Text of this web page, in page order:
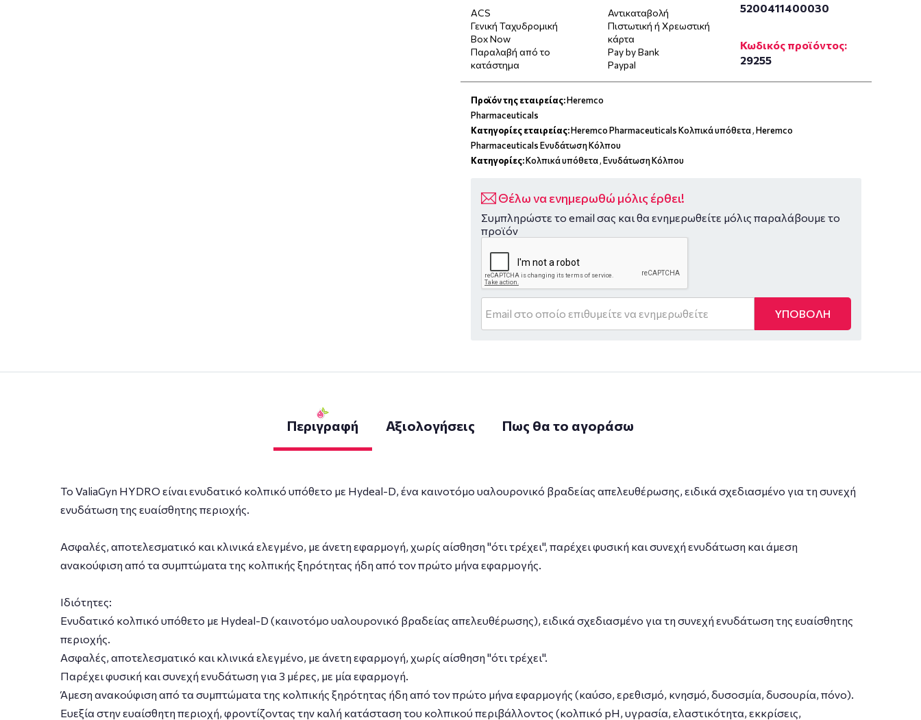
ACS
Γενική Ταχυδρομική
Box Now
Παραλαβή από το
κατάστημα
Αντικαταβολή
Πιστωτική ή Χρεωστική
κάρτα
Pay by Bank
Paypal
5200411400030
Κωδικός προϊόντος:
29255
Προϊόν της εταιρείας:Heremco
Pharmaceuticals
Κατηγορίες εταιρείας:Heremco Pharmaceuticals Κολπικά υπόθετα,Heremco
Pharmaceuticals Ενυδάτωση Κόλπου
Κατηγορίες:Κολπικά υπόθετα,Ενυδάτωση Κόλπου
Θέλω να ενημερωθώ μόλις έρθει!
Συμπληρώστε το email σας και θα ενημερωθείτε μόλις παραλάβουμε το
προϊόν
ΥΠΟΒΟΛΗ
Περιγραφή Αξιολογήσεις Πως θα το αγοράσω
Το ValiaGyn HYDRO είναι ενυδατικό κολπικό υπόθετο με Hydeal-D, ένα καινοτόμο υαλουρονικό βραδείας απελευθέρωσης, ειδικά σχεδιασμένο για τη συνεχή
ενυδάτωση της ευαίσθητης περιοχής.
Aσφαλές, αποτελεσματικό και κλινικά ελεγμένο, με άνετη εφαρμογή, χωρίς αίσθηση "ότι τρέχει", παρέχει φυσική και συνεχή ενυδάτωση και άμεση
ανακούφιση από τα συμπτώματα της κολπικής ξηρότητας ήδη από τον πρώτο μήνα εφαρμογής.
Ιδιότητες:
Ενυδατικό κολπικό υπόθετο με Hydeal-D (καινοτόμο υαλουρονικό βραδείας απελευθέρωσης), ειδικά σχεδιασμένο για τη συνεχή ενυδάτωση της ευαίσθητης
περιοχής.
Aσφαλές, αποτελεσματικό και κλινικά ελεγμένο, με άνετη εφαρμογή, χωρίς αίσθηση "ότι τρέχει".
Παρέχει φυσική και συνεχή ενυδάτωση για 3 μέρες, με μία εφαρμογή.
Άμεση ανακούφιση από τα συμπτώματα της κολπικής ξηρότητας ήδη από τον πρώτο μήνα εφαρμογής (καύσο, ερεθισμό, κνησμό, δυσοσμία, δυσουρία, πόνο).
Ευεξία στην ευαίσθητη περιοχή, φροντίζοντας την καλή κατάσταση του κολπικού περιβάλλοντος (κολπικό pH, υγρασία, ελαστικότητα, εκκρίσεις,